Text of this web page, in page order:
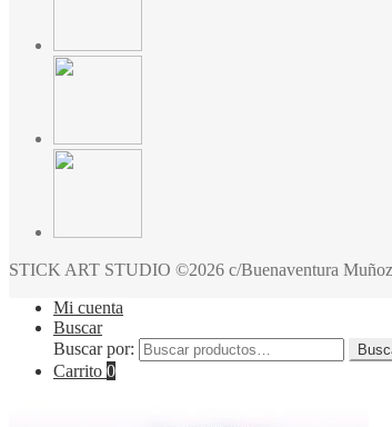
STICK ART STUDIO ©2026 c/Buenaventura
Mi cuenta
Buscar
Buscar por:
Carrito 0